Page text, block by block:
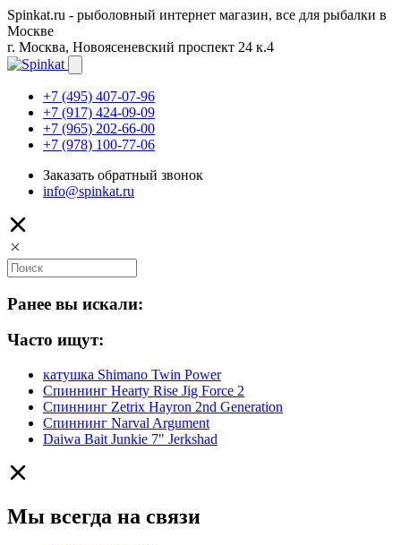
Spinkat.ru - рыболовный интернет магазин, все для рыбалки в
Москве
г. Москва, Новоясеневский проспект 24 к.4
+7 (495) 407-07-96
+7 (917) 424-09-09
+7 (965) 202-66-00
+7 (978) 100-77-06
Заказать обратный звонок
info@spinkat.ru
Ранее вы искали:
Часто ищут:
катушка Shimano Twin Power
Спиннинг Hearty Rise Jig Force 2
Спиннинг Zetrix Hayron 2nd Generation
Спиннинг Narval Argument
Daiwa Bait Junkie 7" Jerkshad
Мы всегда на связи